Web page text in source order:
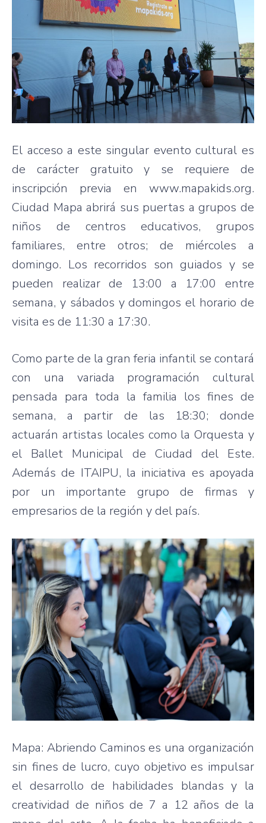
El acceso a este singular evento cultural es
de carácter gratuito y se requiere de
inscripción previa en www.mapakids.org.
Ciudad Mapa abrirá sus puertas a grupos de
niños de centros educativos, grupos
familiares, entre otros; de miércoles a
domingo. Los recorridos son guiados y se
pueden realizar de 13:00 a 17:00 entre
semana, y sábados y domingos el horario de
visita es de 11:30 a 17:30.
Como parte de la gran feria infantil se contará
con una variada programación cultural
pensada para toda la familia los fines de
semana, a partir de las 18:30; donde
actuarán artistas locales como la Orquesta y
el Ballet Municipal de Ciudad del Este.
Además de ITAIPU, la iniciativa es apoyada
por un importante grupo de firmas y
empresarios de la región y del país.
Mapa: Abriendo Caminos es una organización
sin fines de lucro, cuyo objetivo es impulsar
el desarrollo de habilidades blandas y la
creatividad de niños de 7 a 12 años de la